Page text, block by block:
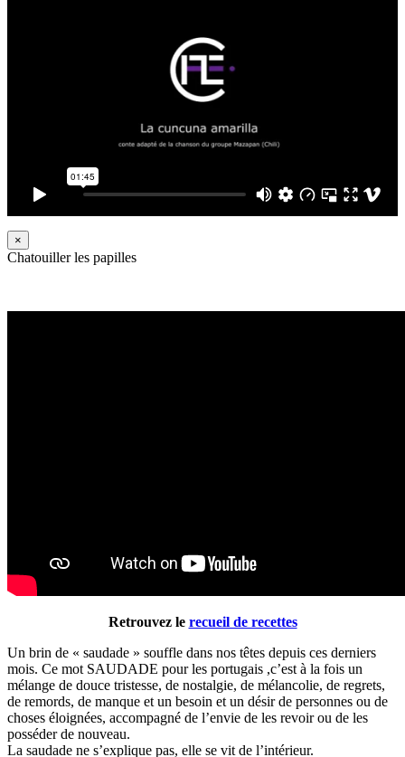
×
Chatouiller les papilles
Retrouvez le recueil de recettes
Un brin de « saudade » souffle dans nos têtes depuis ces derniers
mois. Ce mot SAUDADE pour les portugais ,c’est à la fois un
mélange de douce tristesse, de nostalgie, de mélancolie, de regrets,
de remords, de manque et un besoin et un désir de personnes ou de
choses éloignées, accompagné de l’envie de les revoir ou de les
posséder de nouveau.
La saudade ne s’explique pas, elle se vit de l’intérieur.